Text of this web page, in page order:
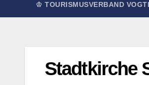
♔ TOURISMUSVERBAND
Stadtkirche